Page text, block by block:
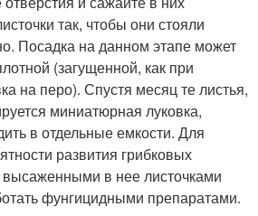
так, чтобы они стояли
Посадка на данном этапе может
(загущенной, как при
на перо). Спустя месяц те листья,
миниатюрная луковка,
в отдельные емкости. Для
развития грибковых
в нее листочками
фунгицидными препаратами.